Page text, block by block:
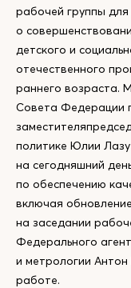
рабочей группы
о
детского и
отечественного
раннего возраста.
Совета Федерации
политике Юлии
на сегодняшний
по обеспечению
включая
на заседании
Федерального
и метрологии
работе.